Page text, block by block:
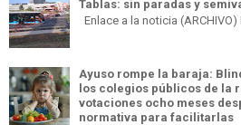
Tablas: sin paradas y
Enlace a la noticia
Ayuso rompe la baraja:
los colegios públicos de la
votaciones ocho meses
normativa para facilitarlas